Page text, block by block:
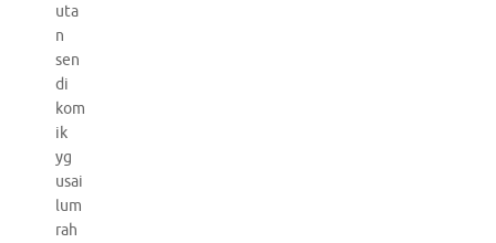
uta
n
sen
di
kom
ik
yg
usai
lum
rah